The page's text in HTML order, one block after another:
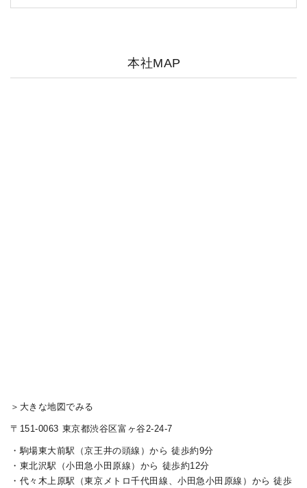
本社MAP
＞大きな地図でみる
〒151-0063 東京都渋谷区富ヶ谷2-24-7
駒場東大前駅（京王井の頭線）から 徒歩約9分
東北沢駅（小田急小田原線）から 徒歩約12分
代々木上原駅（東京メトロ千代田線、小田急小田原線）から 徒歩